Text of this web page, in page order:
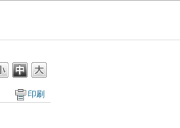
印刷